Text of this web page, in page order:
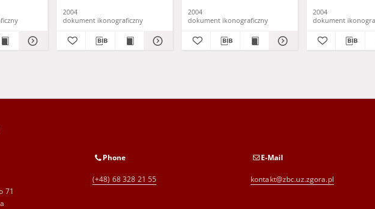
2004
dokument ikonograficzny
2004
dokument ikonograficzny
2004
dokument
71
Phone
(+48) 68 328 21 55
E-Mail
kontakt@zbc.uz.zgora.pl